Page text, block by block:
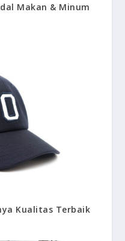
Makan & Minum
Kualitas Terbaik